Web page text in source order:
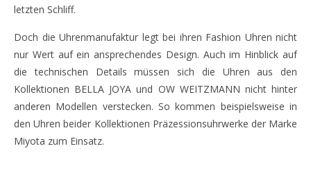
letzten Schliff.
Doch die Uhrenmanufaktur legt bei ihren Fashion Uhren nicht
nur Wert auf ein ansprechendes Design. Auch im Hinblick auf
die technischen Details müssen sich die Uhren aus den
Kollektionen BELLA JOYA und OW WEITZMANN nicht hinter
anderen Modellen verstecken. So kommen beispielsweise in
den Uhren beider Kollektionen Präzessionsuhrwerke der Marke
Miyota zum Einsatz.